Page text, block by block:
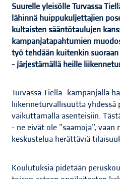
Suurelle yleisölle Turvassa
lähinnä huippukuljettajien
kultaisten sääntötaulujen
kampanjatapahtumien
työ tehdään kuitenkin
- järjestämällä heille
Turvassa Tiellä -kampanjalla
liikenneturvallisuutta
vaikuttamalla asenteisiin.
- ne eivät ole ”saarnoja”,
keskustelua herättäviä
Koulutuksia pidetään